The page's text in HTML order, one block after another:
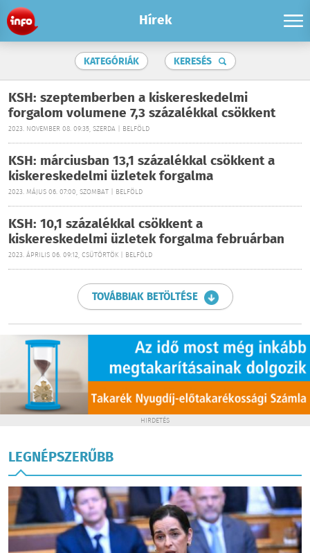
Hírek
KATEGÓRIÁK KERESÉS
KSH: szeptemberben a kiskereskedelmi
forgalom volumene 7,3 százalékkal csökkent
2023. NOVEMBER 08. 09:35, SZERDA | BELFÖLD
KSH: márciusban 13,1 százalékkal csökkent a
kiskereskedelmi üzletek forgalma
2023. MÁJUS 06. 07:00, SZOMBAT | BELFÖLD
KSH: 10,1 százalékkal csökkent a
kiskereskedelmi üzletek forgalma februárban
2023. ÁPRILIS 06. 09:12, CSÜTÖRTÖK | BELFÖLD
TOVÁBBIAK BETÖLTÉSE
HIRDETÉS
LEGNÉPSZERŰBB